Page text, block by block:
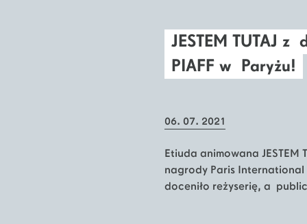
JESTEM TUTAJ z
PIAFF w Paryżu!
06. 07. 2021
Etiuda animowana JESTEM
nagrody Paris International
doceniło reżyserię, a